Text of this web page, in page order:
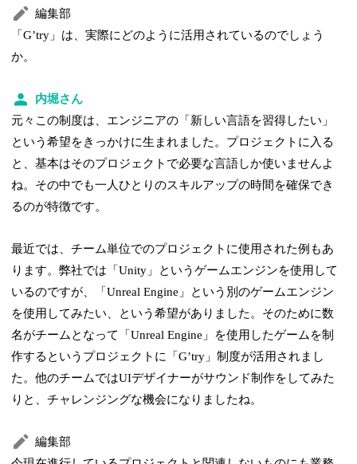
編集部
「Gʼtry」は、実際にどのように活用されているのでしょう
か。
内堀さん
元々この制度は、エンジニアの「新しい言語を習得したい」
という希望をきっかけに生まれました。プロジェクトに入る
と、基本はそのプロジェクトで必要な言語しか使いませんよ
ね。その中でも一人ひとりのスキルアップの時間を確保でき
るのが特徴です。
最近では、チーム単位でのプロジェクトに使用された例もあ
ります。弊社では「Unity」というゲームエンジンを使用して
いるのですが、「Unreal Engine」という別のゲームエンジン
を使用してみたい、という希望がありました。そのために数
名がチームとなって「Unreal Engine」を使用したゲームを制
作するというプロジェクトに「Gʼtry」制度が活用されまし
た。他のチームではUIデザイナーがサウンド制作をしてみた
りと、チャレンジングな機会になりましたね。
編集部